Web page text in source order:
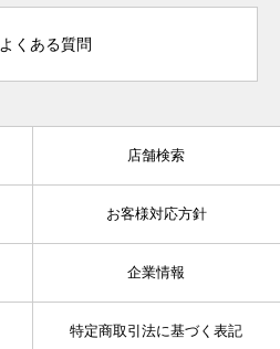
よくある質問
店舗検索
お客様対応方針
企業情報
特定商取引法に基づく表記